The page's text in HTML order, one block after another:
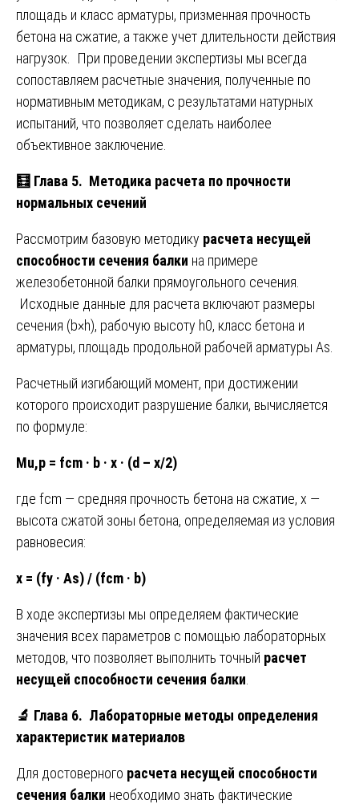
площадь и класс арматуры, призменная прочность
бетона на сжатие, а также учет длительности действия
нагрузок. При проведении экспертизы мы всегда
сопоставляем расчетные значения, полученные по
нормативным методикам, с результатами натурных
испытаний, что позволяет сделать наиболее
объективное заключение.
🧮 Глава 5. Методика расчета по прочности
нормальных сечений
Рассмотрим базовую методику расчета несущей
способности сечения балки на примере
железобетонной балки прямоугольного сечения.
Исходные данные для расчета включают размеры
сечения (b×h), рабочую высоту h0, класс бетона и
арматуры, площадь продольной рабочей арматуры As.
Расчетный изгибающий момент, при достижении
которого происходит разрушение балки, вычисляется
по формуле:
Mu,p = fcm · b · x · (d – x/2)
где fcm — средняя прочность бетона на сжатие, x —
высота сжатой зоны бетона, определяемая из условия
равновесия:
x = (fy · As) / (fcm · b)
В ходе экспертизы мы определяем фактические
значения всех параметров с помощью лабораторных
методов, что позволяет выполнить точный расчет
несущей способности сечения балки
🔬 Глава 6. Лабораторные методы определения
характеристик материалов
Для достоверного расчета несущей способности
сечения балки необходимо знать фактические